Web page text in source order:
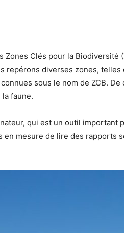
Clés pour la Biodiversité
repérons diverses zones,
sous le nom de ZCB.
faune.
qui est un outil important
mesure de lire des rapports